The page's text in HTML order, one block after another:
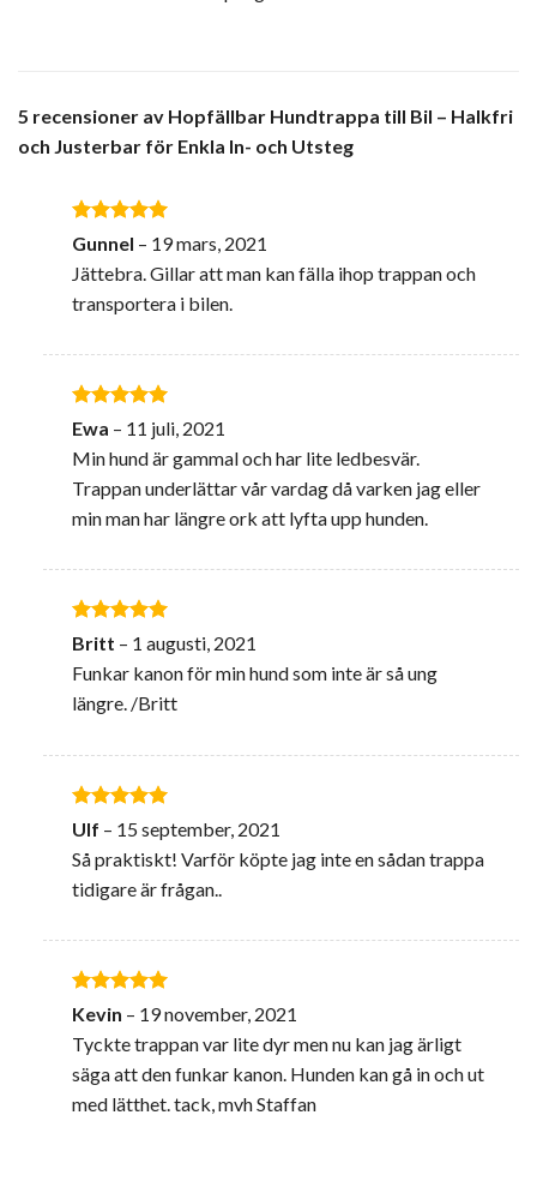
5 recensioner av Hopfällbar Hundtrappa till Bil – Halkfri
och Justerbar för Enkla In- och Utsteg
Betygsatt 5
av 5
Gunnel – 19 mars, 2021
Jättebra. Gillar att man kan fälla ihop trappan och
transportera i bilen.
Betygsatt 5
av 5
Ewa – 11 juli, 2021
Min hund är gammal och har lite ledbesvär.
Trappan underlättar vår vardag då varken jag eller
min man har längre ork att lyfta upp hunden.
Betygsatt5
av 5
Britt – 1 augusti, 2021
Funkar kanon för min hund som inte är så ung
längre. /Britt
Betygsatt5
av 5
Ulf – 15 september, 2021
Så praktiskt! Varför köpte jag inte en sådan trappa
tidigare är frågan..
Betygsatt5
av 5
Kevin – 19 november, 2021
Tyckte trappan var lite dyr men nu kan jag ärligt
säga att den funkar kanon. Hunden kan gå in och ut
med lätthet. tack, mvh Staffan